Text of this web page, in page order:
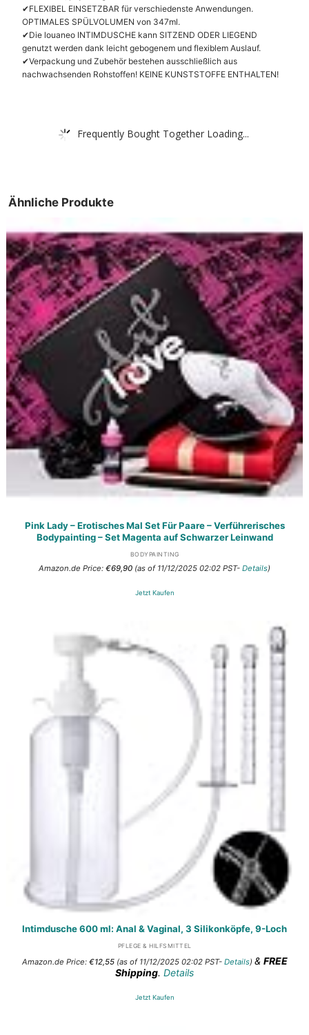
✔FLEXIBEL EINSETZBAR für verschiedenste Anwendungen.
OPTIMALES SPÜLVOLUMEN von 347ml.
✔Die louaneo INTIMDUSCHE kann SITZEND ODER LIEGEND
genutzt werden dank leicht gebogenem und flexiblem Auslauf.
✔Verpackung und Zubehör bestehen ausschließlich aus
nachwachsenden Rohstoffen! KEINE KUNSTSTOFFE ENTHALTEN!
Frequently Bought Together Loading...
Ähnliche Produkte
Pink Lady – Erotisches Mal Set Für Paare – Verführerisches
Bodypainting – Set Magenta auf Schwarzer Leinwand
BODYPAINTING
Amazon.de Price: €69,90 (as of 11/12/2025 02:02 PST- Details)
Jetzt Kaufen
Intimdusche 600 ml: Anal & Vaginal, 3 Silikonköpfe, 9-Loch
PFLEGE & HILFSMITTEL
Amazon.de Price: €12,55(as of 11/12/2025 02:02 PST- Details) & FREE
Shipping. Details
Jetzt Kaufen